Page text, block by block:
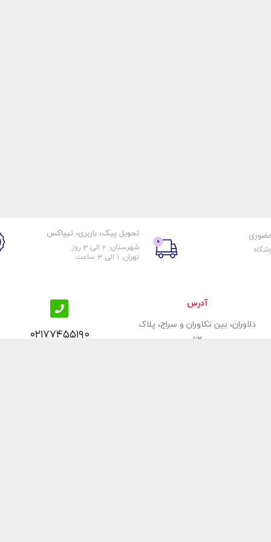
تحویل پیک، باربری، تیپاکس
شهرستان: 2 الی 3 روز
تهران: 1 الی 3 ساعت
آدرس
دلاوران، بین تکاوران و سراج، پلاک
۶۲
۰۲۱۷۷۴۵۵۱۹۰